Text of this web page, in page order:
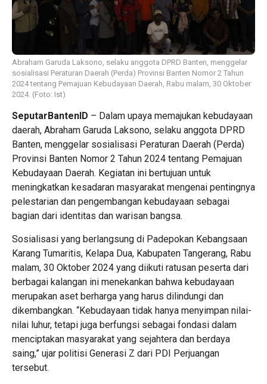
Abraham Garuda Laksono, selaku anggota DPRD Banten, menggelar
sosialisasi Peraturan Daerah (Perda) Provinsi Banten Nomor 2 Tahun
2024 tentang Pemajuan Kebudayaan Daerah, Rabu malam, 30 Oktober
2024. (Foto: Ist)
SeputarBantenID – Dalam upaya memajukan kebudayaan
daerah, Abraham Garuda Laksono, selaku anggota DPRD
Banten, menggelar sosialisasi Peraturan Daerah (Perda)
Provinsi Banten Nomor 2 Tahun 2024 tentang Pemajuan
Kebudayaan Daerah. Kegiatan ini bertujuan untuk
meningkatkan kesadaran masyarakat mengenai pentingnya
pelestarian dan pengembangan kebudayaan sebagai
bagian dari identitas dan warisan bangsa.
Sosialisasi yang berlangsung di Padepokan Kebangsaan
Karang Tumaritis, Kelapa Dua, Kabupaten Tangerang, Rabu
malam, 30 Oktober 2024 yang diikuti ratusan peserta dari
berbagai kalangan ini menekankan bahwa kebudayaan
merupakan aset berharga yang harus dilindungi dan
dikembangkan. “Kebudayaan tidak hanya menyimpan nilai-
nilai luhur, tetapi juga berfungsi sebagai fondasi dalam
menciptakan masyarakat yang sejahtera dan berdaya
saing,” ujar politisi Generasi Z dari PDI Perjuangan
tersebut.